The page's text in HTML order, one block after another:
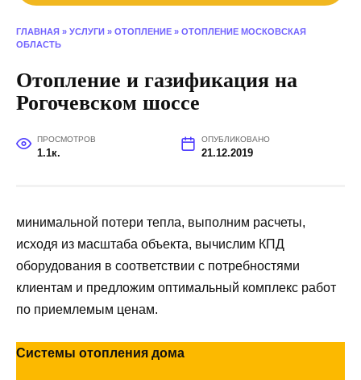
ГЛАВНАЯ » УСЛУГИ » ОТОПЛЕНИЕ » ОТОПЛЕНИЕ МОСКОВСКАЯ
ОБЛАСТЬ
Отопление и газификация на
Рогочевском шоссе
ПРОСМОТРОВ
1.1к.
ОПУБЛИКОВАНО
21.12.2019
минимальной потери тепла, выполним расчеты,
исходя из масштаба объекта, вычислим КПД
оборудования в соответствии с потребностями
клиентам и предложим оптимальный комплекс работ
по приемлемым ценам.
Системы отопления дома